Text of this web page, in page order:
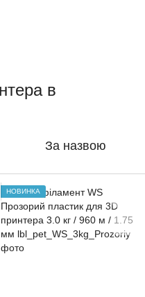
в
За назвою
НОВИНКА